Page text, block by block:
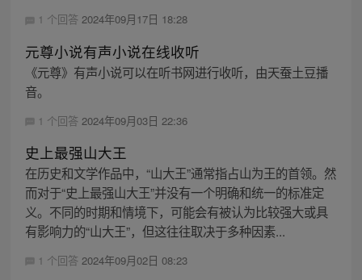
1 个回答 2024年09月17日 18:28
元尊小说有声小说在线收听
《元尊》有声小说可以在听书网进行收听，由天蚕土豆播
音。
1 个回答 2024年09月03日 22:36
史上最强山大王
在历史和文学作品中，“山大王”通常指占山为王的首领。然
而对于“史上最强山大王”并没有一个明确和统一的标准定
义。不同的时期和情境下，可能会有被认为比较强大或具
有影响力的“山大王”，但这往往取决于多种因素...
1 个回答 2024年09月02日 08:23